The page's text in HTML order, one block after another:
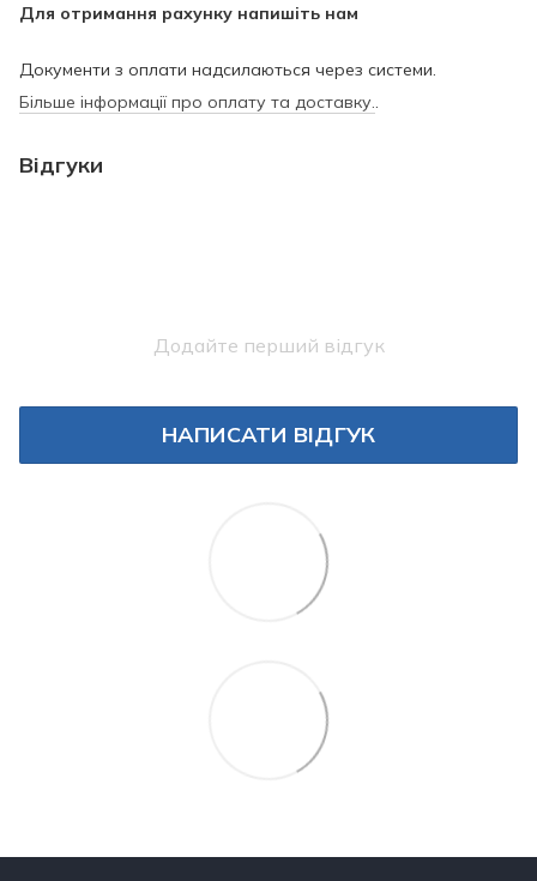
Для отримання рахунку напишіть нам
Документи з оплати надсилаються через системи.
Більше інформації про оплату та доставку.
Відгуки
Додайте перший відгук
НАПИСАТИ ВІДГУК